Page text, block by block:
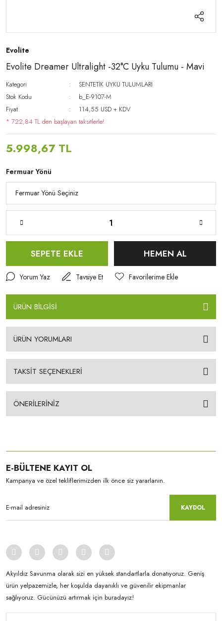
Evolite
Evolite Dreamer Ultralight -32°C Uyku Tulumu - Mavi
Kategori
SENTETİK UYKU TULUMLARI
Stok Kodu
b_E-9107-M
Fiyat
114,55 USD + KDV
* 722,84 TL den başlayan taksitlerle!
5.998,67 TL
Fermuar Yönü
SEPETE EKLE HEMEN AL
Yorum Yaz Tavsiye Et
ÜRÜN BİLGİSİ
ÜRÜN YORUMLARI
TAKSİT SEÇENEKLERİ
ÖNERİLERİNİZ
E-BÜLTENE KAYIT OL
Kampanya ve özel tekliflerimizden ilk önce siz yararlanın.
KAYDOL
Akyıldız Savunma olarak sizi en yüksek standartlarla donatıyoruz. Geniş
ürün yelpazemizle, her koşulda dayanıklı ve güvenilir ekipmanlar
sağlıyoruz. Gücünüzü artırmak için buradayız!